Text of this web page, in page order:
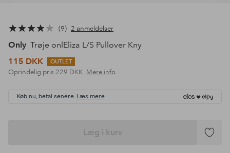
9 2 anmeldelser
Only Trøje onlEliza L/S Pullover Kny
115 DKK
OUTLET
Oprindelig pris 229 DKK Mere info
Køb nu, betal senere. Læs mere
Læg i kurv
Tilføj